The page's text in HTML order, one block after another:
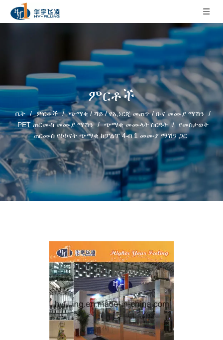
ምርቶች
ቤት / ምርቶች / ጭማቂ / ሻይ / የኢነርጂ መጠጥ / ቡና መሙያ ማሽን /
PET ጠርሙስ መሙያ ማሽን / ጭማቂ መሙላት ስርዓት / የመስታወት
ጠርሙስ የኮኮናት ጭማቂ ከፓልፕ 4-በ 1 መሙያ ማሽን ጋር